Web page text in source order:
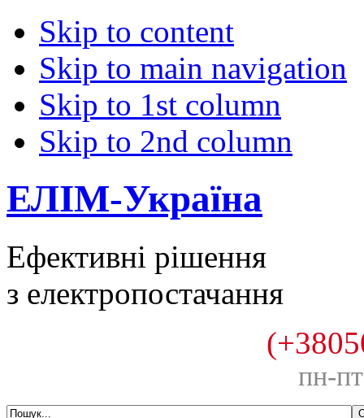
Skip to content
Skip to main navigation
Skip to 1st column
Skip to 2nd column
ЕЛІМ-Україна
Ефективні рішення
з електропостачання
пн-